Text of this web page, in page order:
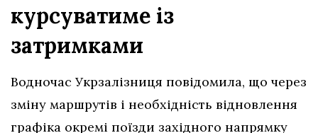
курсуватиме із
затримками
Водночас Укрзалізниця повідомила, що через
зміну маршрутів і необхідність відновлення
графіка окремі поїзди західного напрямку